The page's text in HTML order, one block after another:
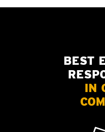
BEST
IN